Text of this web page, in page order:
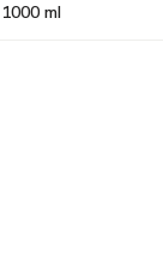
1000 ml